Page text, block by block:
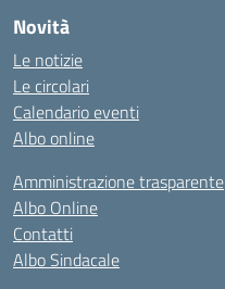
Novità
Le notizie
Le circolari
Calendario eventi
Albo online
Amministrazione trasparente
Albo Online
Contatti
Albo Sindacale